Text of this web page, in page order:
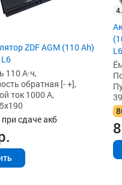
ZDF AGM (110 Ah)
110 А·ч,
обратная [- +],
ток 1000 А,
при сдаче акб
L6